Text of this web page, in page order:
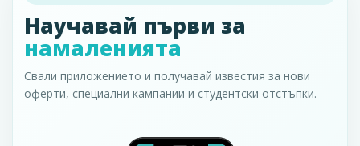
Научавай първи за
намаленията
Свали приложението и получавай известия за нови
оферти, специални кампании и студентски отстъпки.